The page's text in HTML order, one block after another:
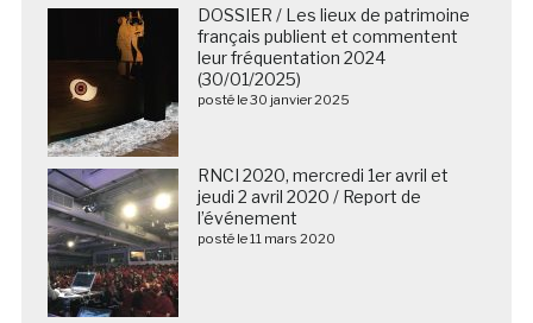
DOSSIER / Les lieux de patrimoine
français publient et commentent
leur fréquentation 2024
(30/01/2025)
posté le 30 janvier 2025
RNCI 2020, mercredi 1er avril et
jeudi 2 avril 2020 / Report de
l’événement
posté le 11 mars 2020